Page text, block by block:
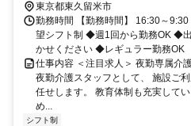
東京都東久留米市
勤務時間 【勤務時間】 16:30～
望シフト制 ◆週1回から勤務OK ◆
かせください ◆レギュラー勤務OK
仕事内容 ＜注目求人＞ 夜勤専属介
夜勤介護スタッフとして、 施設ご
任せします。 教育体制も充実して
め...
シフト制